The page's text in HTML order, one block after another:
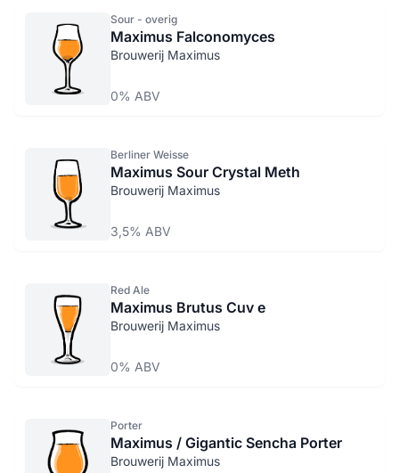
Sour - overig
Maximus Falconomyces
Brouwerij Maximus
0% ABV
Berliner Weisse
Maximus Sour Crystal Meth
Brouwerij Maximus
3,5% ABV
Red Ale
Maximus Brutus Cuv e
Brouwerij Maximus
0% ABV
Porter
Maximus / Gigantic Sencha Porter
Brouwerij Maximus